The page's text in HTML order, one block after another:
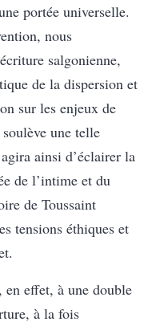
portée universelle.
nous
salgonienne,
de la dispersion et
sur les enjeux de
une telle
ainsi d’éclairer la
de l’intime et du
de Toussaint
tensions éthiques et
en effet, à une double
à la fois